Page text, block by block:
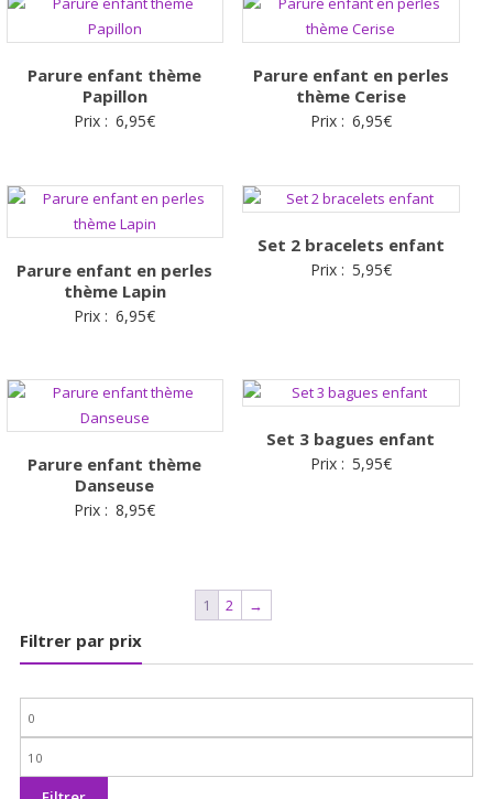
Parure enfant thème
Papillon
Prix : 6,95€
Parure enfant en perles
thème Cerise
Prix : 6,95€
Parure enfant en perles
thème Lapin
Prix : 6,95€
Set 2 bracelets enfant
Prix : 5,95€
Parure enfant thème
Danseuse
Prix : 8,95€
Set 3 bagues enfant
Prix : 5,95€
1 2 →
Filtrer par prix
Prix
min
Prix
max